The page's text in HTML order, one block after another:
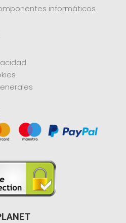
informáticos